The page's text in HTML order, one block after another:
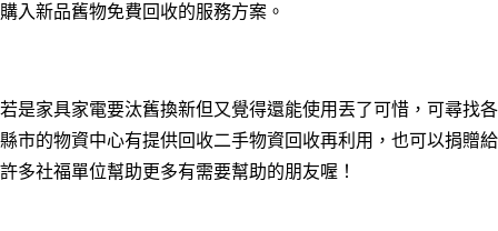
購入新品舊物免費回收的服務方案。
若是家具家電要汰舊換新但又覺得還能使用丟了可惜，可尋找各
縣市的物資中心有提供回收二手物資回收再利用，也可以捐贈給
許多社福單位幫助更多有需要幫助的朋友喔！